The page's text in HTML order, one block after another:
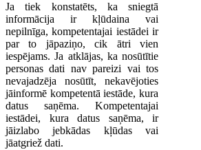
Ja tiek konstatēts, ka sniegtā
informācija ir kļūdaina vai
nepilnīga, kompetentajai iestādei ir
par to jāpaziņo, cik ātri vien
iespējams. Ja atklājas, ka nosūtītie
personas dati nav pareizi vai tos
nevajadzēja nosūtīt, nekavējoties
jāinformē kompetentā iestāde, kura
datus saņēma. Kompetentajai
iestādei, kura datus saņēma, ir
jāizlabo jebkādas kļūdas vai
jāatgriež dati.